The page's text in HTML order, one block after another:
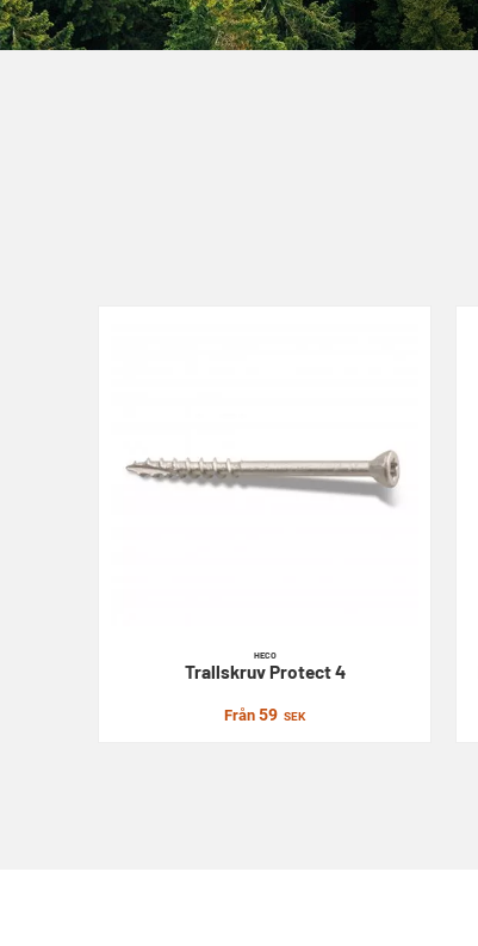
HECO
TrallskruvProtect 4
Från59 SEK